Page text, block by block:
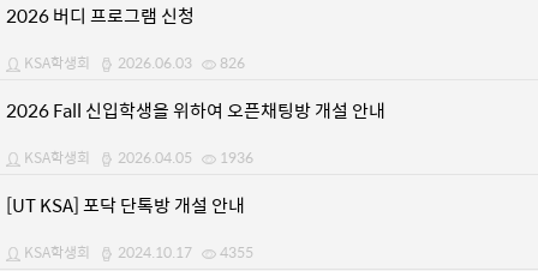
2026 버디 프로그램 신청
KSA학생회 2026.06.03 826
2026 Fall 신입학생을 위하여 오픈채팅방 개설 안내
KSA학생회 2026.04.05 1936
[UT KSA] 포닥 단톡방 개설 안내
KSA학생회 2024.10.17 4355